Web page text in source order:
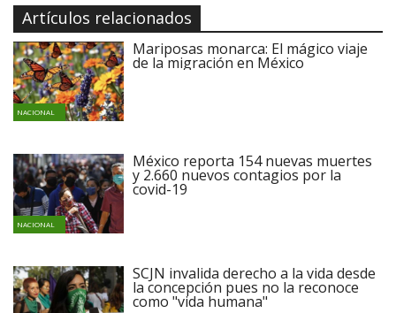
Artículos relacionados
NACIONAL
Mariposas monarca: El mágico viaje
de la migración en México
NACIONAL
México reporta 154 nuevas muertes
y 2.660 nuevos contagios por la
covid-19
SCJN invalida derecho a la vida desde
la concepción pues no la reconoce
como "vida humana"